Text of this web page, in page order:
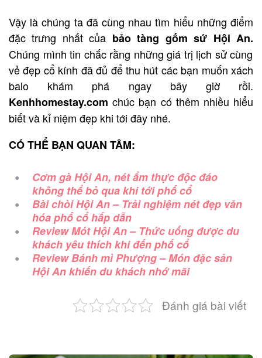
Vậy là chúng ta đã cùng nhau tìm hiểu những điểm
đặc trưng nhất của bảo tàng gốm sứ Hội An.
Chúng mình tin chắc rằng những giá trị lịch sử cùng
vẻ đẹp cổ kính đã đủ để thu hút các bạn muốn xách
balo khám phá ngay bây giờ rồi.
Kenhhomestay.com chúc bạn có thêm nhiều hiểu
biết và kỉ niệm đẹp khi tới đây nhé.
CÓ THỂ BẠN QUAN TÂM:
Cơm gà Hội An, nét ẩm thực độc đáo
không thể bỏ qua khi tới phố cổ
Bài chòi Hội An – Trải nghiệm nét đẹp văn
hóa phố cổ hấp dẫn
Review Mót Hội An – Thức uống được du
khách yêu thích khi đến phố cổ
Review Bánh mì Phượng – Món đặc sản
Hội An khiến du khách nhớ mãi
Đánh giá bài viết